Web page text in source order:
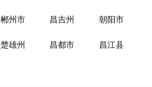
郴州市 昌吉州 朝阳市
楚雄州 昌都市 昌江县